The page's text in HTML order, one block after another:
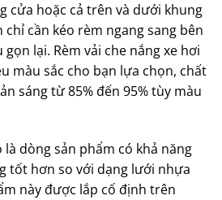
cửa hoặc cả trên và dưới khung
chỉ cần kéo rèm ngang sang bên
lại. Rèm vải che nắng xe hơi
màu sắc cho bạn lựa chọn, chất
sáng từ 85% đến 95% tùy màu
là dòng sản phẩm có khả năng
tốt hơn so với dạng lưới nhựa
này được lắp cố định trên